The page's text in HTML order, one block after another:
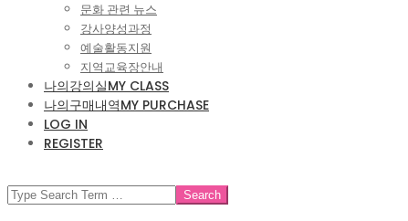
문화 관련 뉴스
강사양성과정
예술활동지원
지역교육장안내
나의강의실MY CLASS
나의구매내역MY PURCHASE
LOG IN
REGISTER
SEARCH